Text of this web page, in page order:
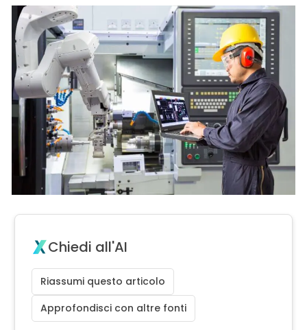
Chiedi all'AI
Riassumi questo articolo
Approfondisci con altre fonti